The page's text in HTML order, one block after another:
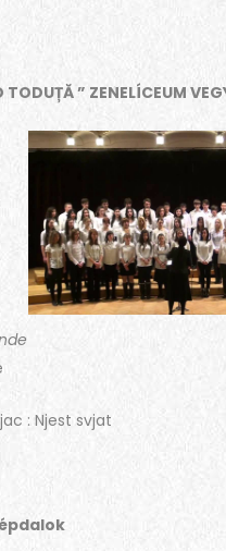
” ZENELÍCEUM
: Njest svjat